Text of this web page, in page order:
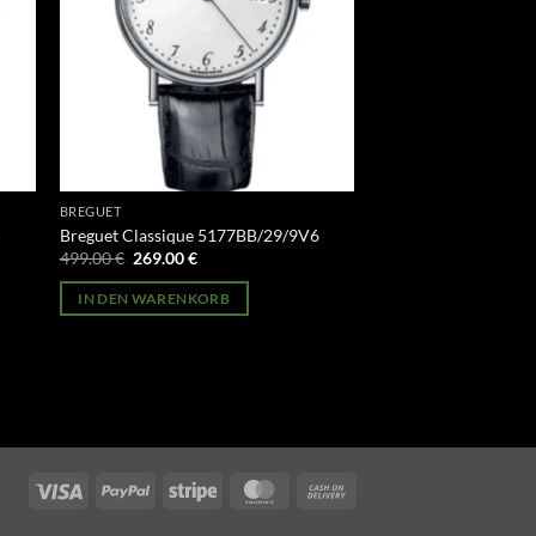
BREGUET
Breguet Classique 5177BB/29/9V6
499.00€ Ursprünglicher
war:
499.00 €
269.00€Aktueller
ist:
269.00 €.
IN DEN WARENKORB
Visa PayPal Stripe MasterCard